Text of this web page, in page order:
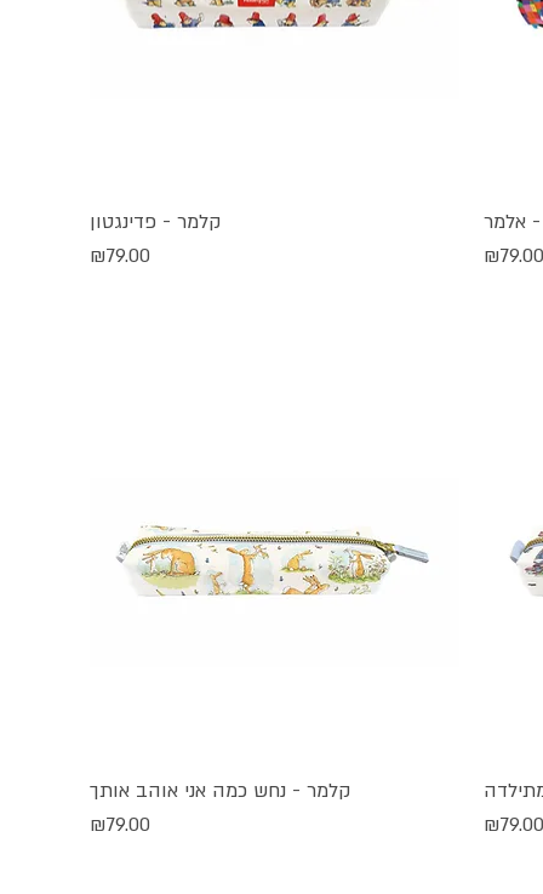
אלמר
מחיר
₪79.00
קלמר - פדינגטון
מחיר
₪79.00
מחיר
₪79.00
תצוגה מהירה
קלמר - נחש כמה אני אוהב אותך
מחיר
₪79.00